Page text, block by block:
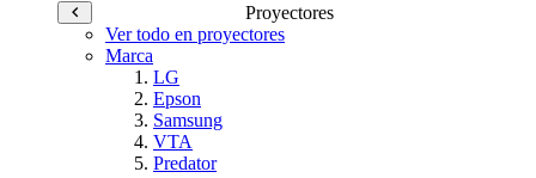
Proyectores
Ver todo en proyectores
Marca
LG
Epson
Samsung
VTA
Predator